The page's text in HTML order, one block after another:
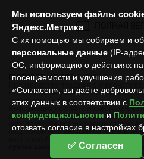
ГОРТОРГСНАБ СПб © 2026Все права
Производство продажа складского
стеллажей, металлических шкафов,
тельферов, лебедок и пр.
Информация на сайте носит
характер и не может считаться
определяется положениями статьи
подробной информации об имеющихся
сумма заказа составляет 3000
Мы используем файлы
Яндекс.Метрика
С их помощью мы собираем и
персональные данные (IP-
ОС, информацию о действиях на
посещаемости и улучшения
«Согласен», вы даёте
этих данных в соответствии с
конфиденциальности и
отозвать согласие в настройках
✅ Согласен